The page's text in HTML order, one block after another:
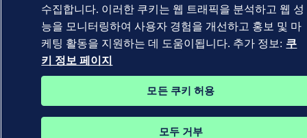
수집합니다. 이러한 쿠키는 웹 트래픽을 분석하고 웹 성
능을 모니터링하여 사용자 경험을 개선하고 홍보 및 마
케팅 활동을 지원하는 데 도움이됩니다. 추가 정보: 쿠
키 정보 페이지
모든 쿠키 허용
모두 거부